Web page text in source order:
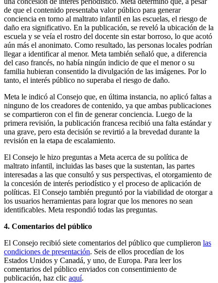
de que el contenido presentaba valor público para generar
conciencia en torno al maltrato infantil en las escuelas, el riesgo de
daño era significativo. En la publicación, se reveló la ubicación de la
escuela y se veía el rostro del docente sin estar borroso, lo que acotó
aún más el anonimato. Como resultado, las personas locales podrían
llegar a identificar al menor. Meta también señaló que, a diferencia
del caso francés, no había ningún indicio de que el menor o su
familia hubieran consentido la divulgación de las imágenes. Por lo
tanto, el interés público no superaba el riesgo de daño.
Meta le indicó al Consejo que, en última instancia, no aplicó faltas a
ninguno de los creadores de contenido, ya que ambas publicaciones
se compartieron con el fin de generar conciencia. Luego de la
primera revisión, la publicación francesa recibió una falta estándar y
una grave, pero esta decisión se revirtió a la brevedad durante la
revisión en la etapa de escalamiento.
El Consejo le hizo preguntas a Meta acerca de su política de
maltrato infantil, incluidas las bases que la sustentan, las partes
interesadas a las que consultó y sus perspectivas, el otorgamiento de
la concesión de interés periodístico y el proceso de aplicación de
políticas. El Consejo también preguntó por la viabilidad de otorgar a
los usuarios herramientas para lograr que los menores no sean
identificables. Meta respondió todas las preguntas.
4. Comentarios del público
El Consejo recibió siete comentarios del público que cumplieron las
condiciones de presentación. Seis de ellos procedían de los
Estados Unidos y Canadá, y uno, de Europa. Para leer los
comentarios del público enviados con consentimiento de
publicación, haz clic aquí.